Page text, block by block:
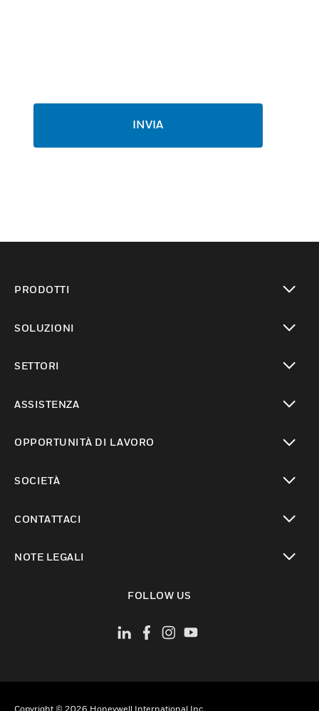
INVIA
PRODOTTI
SOLUZIONI
SETTORI
ASSISTENZA
OPPORTUNITÀ DI LAVORO
SOCIETÀ
CONTATTACI
NOTE LEGALI
FOLLOW US
Copyright © 2026 Honeywell International Inc.